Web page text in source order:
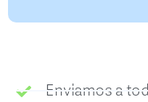
Enviamos a